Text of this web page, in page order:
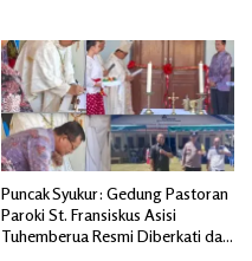
Puncak Syukur: Gedung Pastoran
Paroki St. Fransiskus Asisi
Tuhemberua Resmi Diberkati dan